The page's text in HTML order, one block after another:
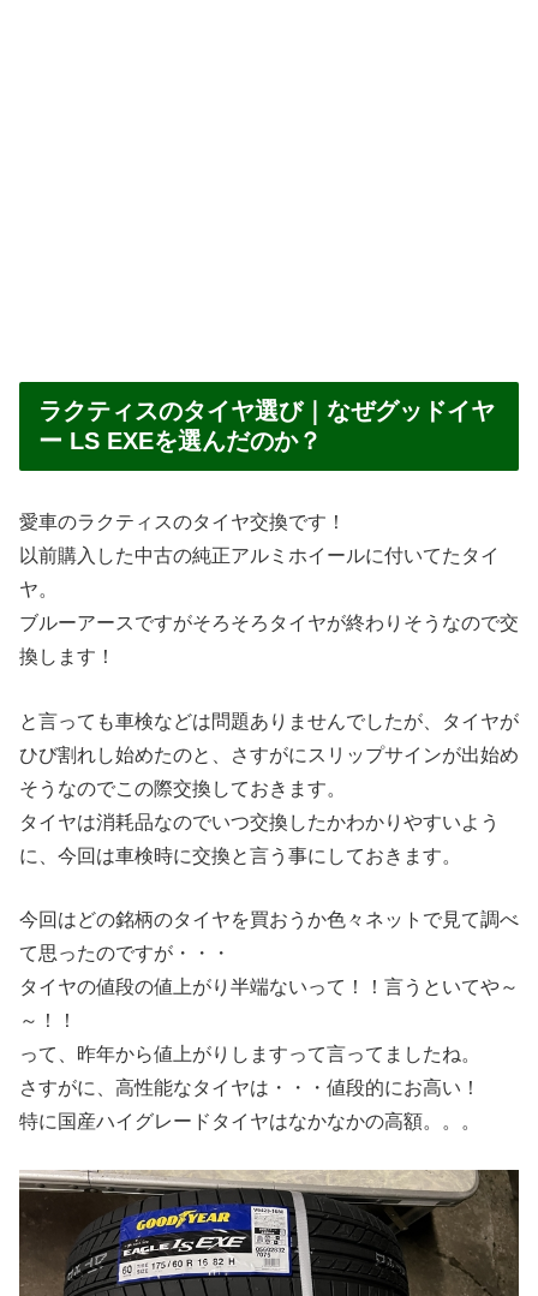
ラクティスのタイヤ選び｜なぜグッドイヤ
ー LS EXEを選んだのか？
愛車のラクティスのタイヤ交換です！
以前購入した中古の純正アルミホイールに付いてたタイ
ヤ。
ブルーアースですがそろそろタイヤが終わりそうなので交
換します！
と言っても車検などは問題ありませんでしたが、タイヤが
ひび割れし始めたのと、さすがにスリップサインが出始め
そうなのでこの際交換しておきます。
タイヤは消耗品なのでいつ交換したかわかりやすいよう
に、今回は車検時に交換と言う事にしておきます。
今回はどの銘柄のタイヤを買おうか色々ネットで見て調べ
て思ったのですが・・・
タイヤの値段の値上がり半端ないって！！言うといてや～
～！！
って、昨年から値上がりしますって言ってましたね。
さすがに、高性能なタイヤは・・・値段的にお高い！
特に国産ハイグレードタイヤはなかなかの高額。。。